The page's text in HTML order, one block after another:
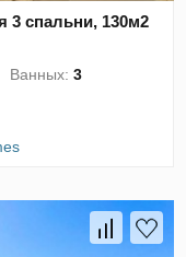
3 спальни, 130м2
Ванных:3